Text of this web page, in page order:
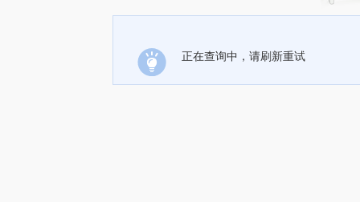
正在查询中，请刷新重试